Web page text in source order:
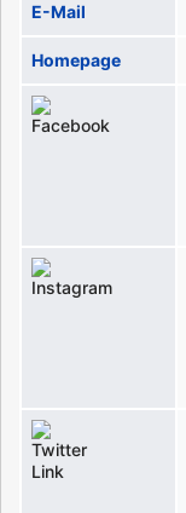
E-Mail
Homepage